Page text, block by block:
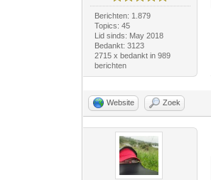
Berichten: 1.879
Topics: 45
Lid sinds: May 2018
Bedankt: 3123
2715 x bedankt in 989
berichten
Website Zoek